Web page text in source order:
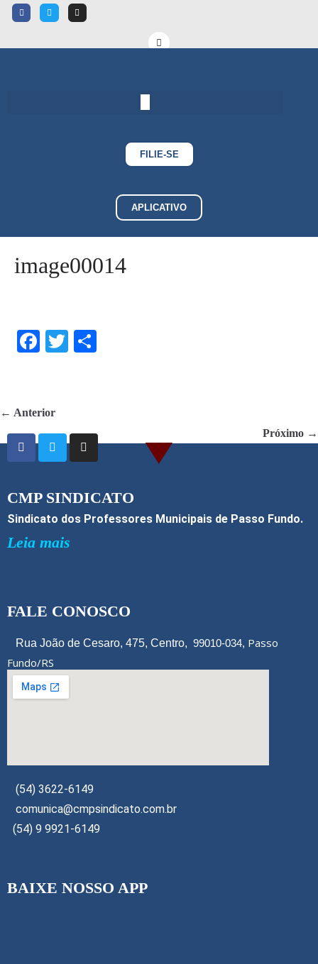
FILIE-SE
APLICATIVO
image00014
F
b
o
o
T
← Anterior
Próximo →
CMP SINDICATO
Sindicato dos Professores Municipais de Passo Fundo.
Leia mais
FALE CONOSCO
Rua João de Cesaro, 475, Centro, 99010-034, Passo
Fundo/RS
(54) 3622-6149
comunica@cmpsindicato.com.br
(54) 9 9921-6149
BAIXE NOSSO APP